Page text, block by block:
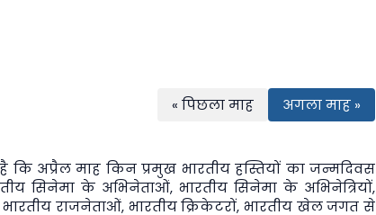
« पिछला माह अगला माह »
अप्रैल माह किन प्रमुख भारतीय हस्तियों का जन्मदिवस
सिनेमा के अभिनेताओं, भारतीय सिनेमा के अभिनेत्रियों,
भारतीय राजनेताओं, भारतीय क्रिकेटरों, भारतीय खेल जगत से